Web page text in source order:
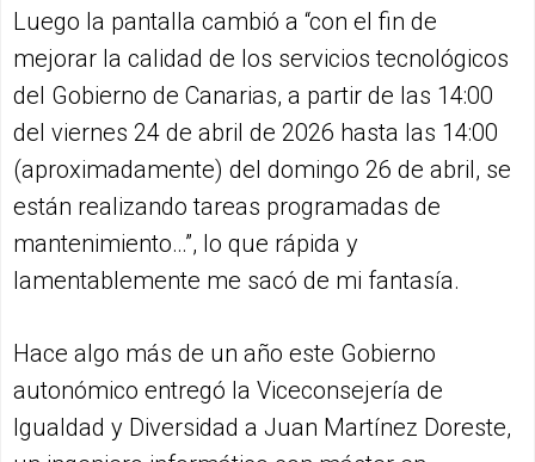
Luego la pantalla cambió a “con el fin de
mejorar la calidad de los servicios tecnológicos
del Gobierno de Canarias, a partir de las 14:00
del viernes 24 de abril de 2026 hasta las 14:00
(aproximadamente) del domingo 26 de abril, se
están realizando tareas programadas de
mantenimiento…”, lo que rápida y
lamentablemente me sacó de mi fantasía.
Hace algo más de un año este Gobierno
autonómico entregó la Viceconsejería de
Igualdad y Diversidad a Juan Martínez Doreste,